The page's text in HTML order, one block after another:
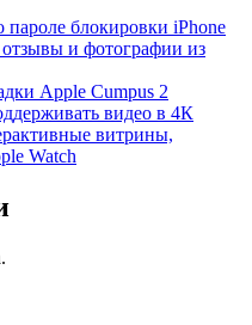
пароле блокировки iPhone
и фотографии из
Apple Cumpus 2
видео в 4К
витрины,
Watch